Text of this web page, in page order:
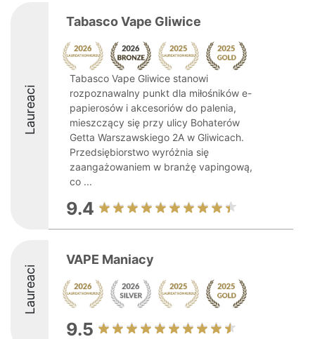
Laureaci
Tabasco Vape Gliwice
Tabasco Vape Gliwice stanowi
rozpoznawalny punkt dla miłośników e-
papierosów i akcesoriów do palenia,
mieszczący się przy ulicy Bohaterów
Getta Warszawskiego 2A w Gliwicach.
Przedsiębiorstwo wyróżnia się
zaangażowaniem w branżę vapingową,
co ...
9.4
Laureaci
VAPE Maniacy
9.5